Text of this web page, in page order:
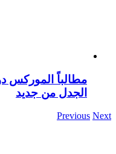
مطالباً الموركس
الجدل من جديد
Previous Next